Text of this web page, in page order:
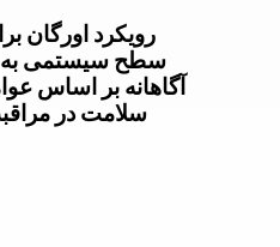
رویکرد اورگان
سطح سیستمی به
آگاهانه بر اساس
سلامت در